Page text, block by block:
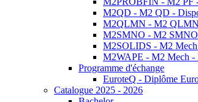
M2QD - M2 QD -
M2QLMN - M2 QLMN
M2SMNO - M2 SMNO
M2SOLIDS - M2 Mech
M2WAPE - M2 Mech -
Programme d'échange
EuroteQ - Diplôme
Catalogue 2025 - 2026